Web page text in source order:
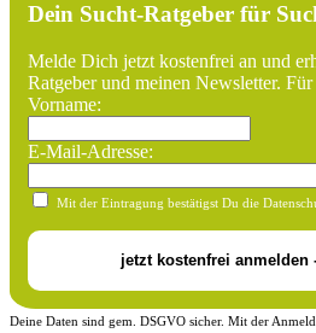
Dein Sucht-Ratgeber für
Melde Dich jetzt kostenfrei an und
Ratgeber und meinen Newsletter.
Vorname:
E-Mail-Adresse:
Mit der Eintragung bestätigst Du die
Deine Daten sind gem. DSGVO sicher. Mit der